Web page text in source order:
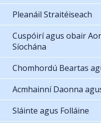
Pleanáil Straitéiseach
Cuspóirí agus obair
Síochána
Chomhordú Beartas
Acmhainní Daonna
Sláinte agus Folláine